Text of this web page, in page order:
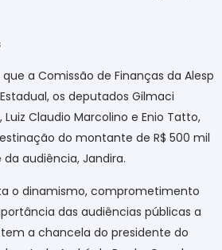
a Comissão de Finanças da Alesp
os deputados Gilmaci
Claudio Marcolino e Enio Tatto,
do montante de R$ 500 mil
audiência, Jandira.
o dinamismo, comprometimento
das audiências públicas a
a chancela do presidente do